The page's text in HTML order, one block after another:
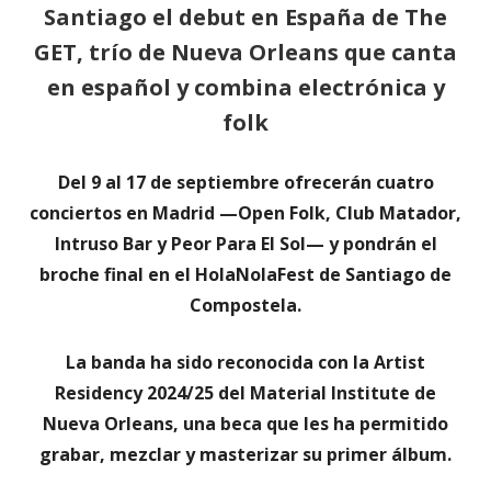
Santiago el debut en España de The
GET, trío de Nueva Orleans que canta
en español y combina electrónica y
folk
Del 9 al 17 de septiembre ofrecerán cuatro
conciertos en Madrid —Open Folk, Club Matador,
Intruso Bar y Peor Para El Sol— y pondrán el
broche final en el HolaNolaFest de Santiago de
Compostela.
La banda ha sido reconocida con la Artist
Residency 2024/25 del Material Institute de
Nueva Orleans, una beca que les ha permitido
grabar, mezclar y masterizar su primer álbum.